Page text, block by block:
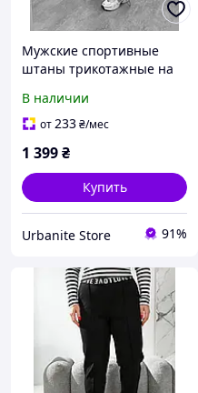
Мужские спортивные
штаны трикотажные на
В наличии
от233₴/мес
1 399₴
Купить
Urbanite Store 91%